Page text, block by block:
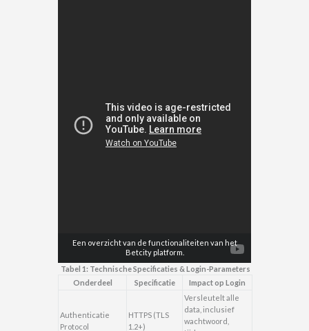
Een overzicht van de functionaliteiten van het
Betcity platform.
Tabel 1: Technische Specificaties & Login-Parameters
Onderdeel
Specificatie Impact op Login
Authenticatie
Protocol
HTTPS (TLS
1.2+)
Versleutelt alle
data, inclusief
wachtwoord,